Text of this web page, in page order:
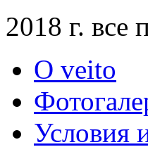
2018 г. все
О veito
Условия